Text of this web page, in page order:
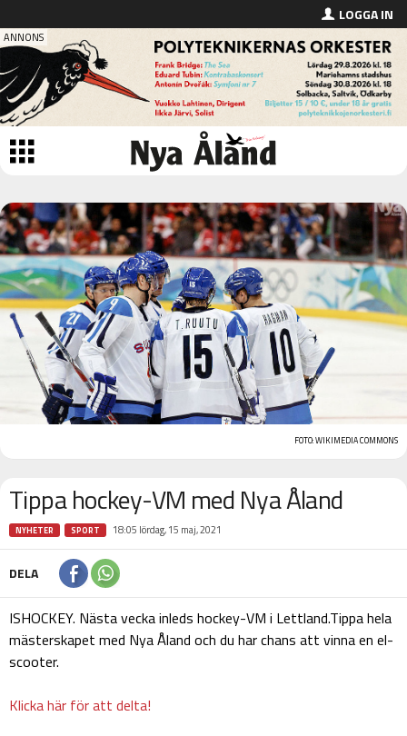
LOGGA IN
FOTO: WIKIMEDIA COMMONS
Tippa hockey-VM med Nya Åland
NYHETER SPORT 18:05 lördag, 15 maj, 2021
DELA
ISHOCKEY. Nästa vecka inleds hockey-VM i Lettland.Tippa hela
mästerskapet med Nya Åland och du har chans att vinna en el-
scooter.
Klicka här för att delta!